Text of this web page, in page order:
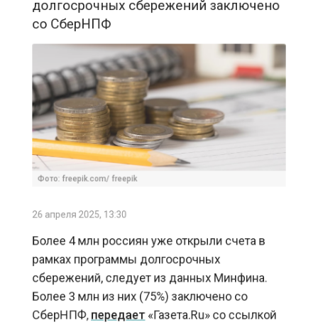
Фото: freepik.com/ freepik
Более 4 млн россиян уже открыли счета в
рамках программы долгосрочных
сбережений, следует из данных Минфина.
Более 3 млн из них (75%) заключено со
СберНПФ,передает«Газета.Ru» со ссылкой
на пресс-службу Сбера.